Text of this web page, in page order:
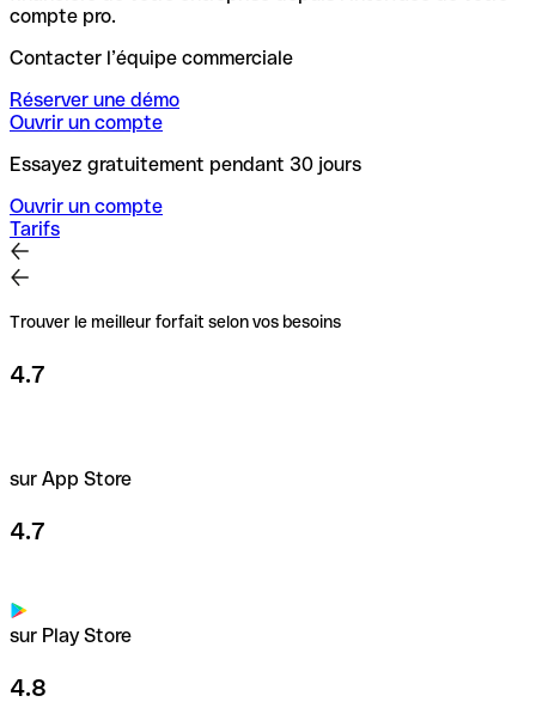
compte pro.
Contacter l’équipe commerciale
Réserver une démo
Ouvrir un compte
Essayez gratuitement pendant 30 jours
Ouvrir un compte
Tarifs
Trouver le meilleur forfait selon vos besoins
4.7
sur App Store
4.7
sur Play Store
4.8